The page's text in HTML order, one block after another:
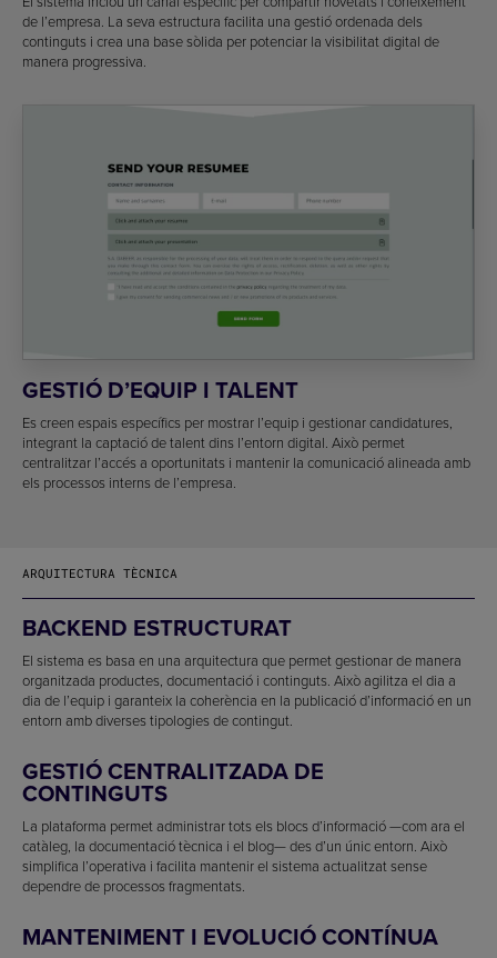
de l’empresa. La seva estructura facilita una gestió ordenada dels
continguts i crea una base sòlida per potenciar la visibilitat digital de
manera progressiva.
GESTIÓ D’EQUIP I TALENT
Es creen espais específics per mostrar l’equip i gestionar candidatures,
integrant la captació de talent dins l’entorn digital. Això permet
centralitzar l’accés a oportunitats i mantenir la comunicació alineada amb
els processos interns de l’empresa.
ARQUITECTURA TÈCNICA
BACKEND ESTRUCTURAT
El sistema es basa en una arquitectura que permet gestionar de manera
organitzada productes, documentació i continguts. Això agilitza el dia a
dia de l’equip i garanteix la coherència en la publicació d’informació en un
entorn amb diverses tipologies de contingut.
GESTIÓ CENTRALITZADA DE
CONTINGUTS
La plataforma permet administrar tots els blocs d’informació —com ara el
catàleg, la documentació tècnica i el blog— des d’un únic entorn. Això
simplifica l’operativa i facilita mantenir el sistema actualitzat sense
dependre de processos fragmentats.
MANTENIMENT I EVOLUCIÓ CONTÍNUA